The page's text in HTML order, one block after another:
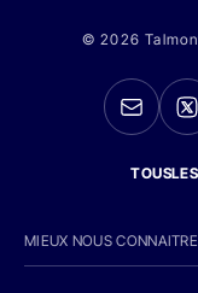
© 2026
MIEUX NOUS CONNAITRE